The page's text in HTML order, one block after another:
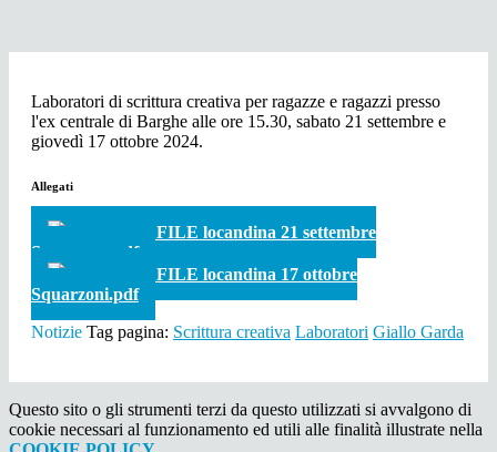
Laboratori di scrittura creativa per ragazze e ragazzi presso
l'ex centrale di Barghe alle ore 15.30, sabato 21 settembre e
giovedì 17 ottobre 2024.
Allegati
SCARICA FILE locandina 21 settembre
Soraperra.pdf
SCARICA FILE locandina 17 ottobre
Squarzoni.pdf
Notizie Tag pagina: Scrittura creativa Laboratori Giallo Garda
Questo sito o gli strumenti terzi da questo utilizzati si avvalgono di
cookie necessari al funzionamento ed utili alle finalità illustrate nella